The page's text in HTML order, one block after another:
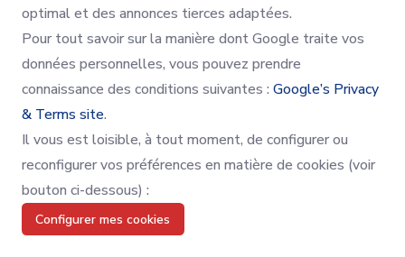
optimal et des annonces tierces adaptées.
Pour tout savoir sur la manière dont Google traite vos
données personnelles, vous pouvez prendre
connaissance des conditions suivantes : Google’s Privacy
& Terms site.
Il vous est loisible, à tout moment, de configurer ou
reconfigurer vos préférences en matière de cookies (voir
bouton ci-dessous) :
Configurer mes cookies